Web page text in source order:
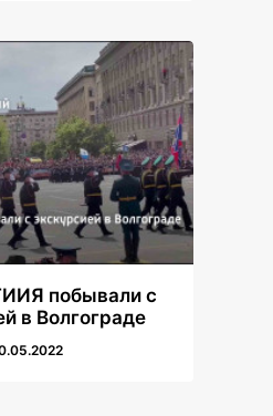
побывали с
в Волгограде